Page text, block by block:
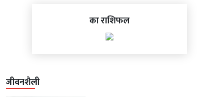
का राशिफल
जीवनशैली